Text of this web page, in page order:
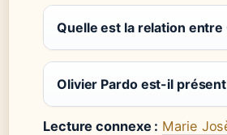
Quelle est la relation entre
Olivier Pardo est-il
Lecture connexe : Marie